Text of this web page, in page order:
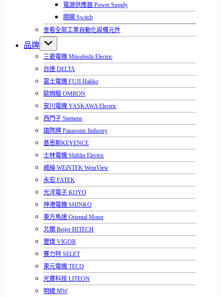
電源供應器 Power Supply
開關 Switch
查看全部工業自動化設備元件
品牌
三菱電機 Mitsubishi Electric
台達 DELTA
富士電機 FUJI Hakko
歐姆龍 OMRON
安川電機 YASKAWA Electric
西門子 Siemens
國際牌 Panasonic Industry
基恩斯KEYENCE
士林電機 Shihlin Electric
威綸 WEiNTEK WeinView
永宏 FATEK
光洋電子 KOYO
神港電機 SHINKO
東方馬達 Oriental Motor
北爾 Beijer HITECH
豐煒 VIGOR
賽力特 SELET
東元電機 TECO
光寶科技 LITEON
明緯 MW